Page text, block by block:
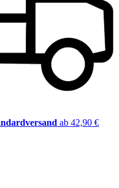
ab 42,90 €